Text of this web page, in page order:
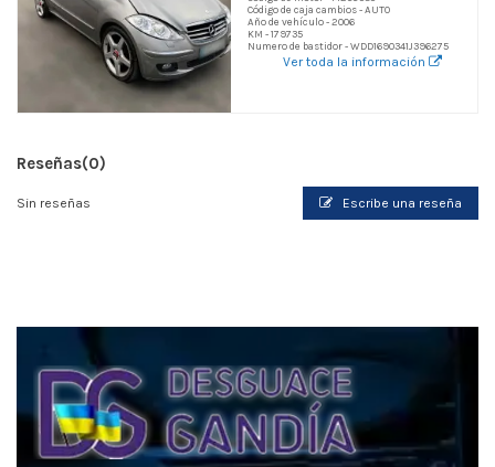
Código de caja cambios - AUTO
Año de vehículo - 2006
KM - 179735
Numero de bastidor - WDD1690341J396275
Ver toda la información
Reseñas(0)
Sin reseñas Escribe una reseña